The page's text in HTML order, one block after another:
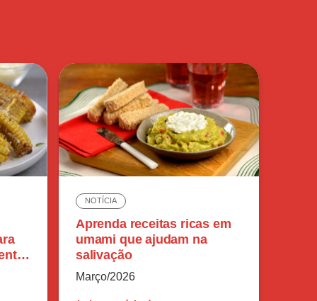
NOTÍCIA
Aprenda receitas ricas em
umami que ajudam na
salivação
Março/2026